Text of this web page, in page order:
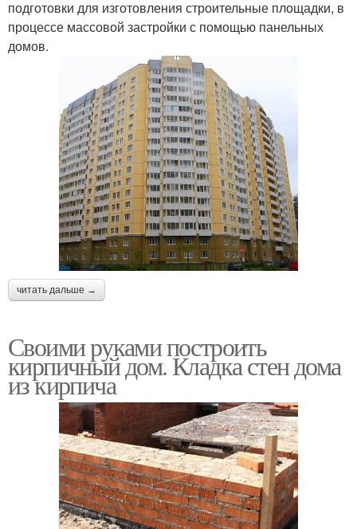
подготовки для изготовления строительные площадки, в
процессе массовой застройки с помощью панельных
домов.
читать дальше →
Своими руками построить
кирпичный дом. Кладка стен дома
из кирпича